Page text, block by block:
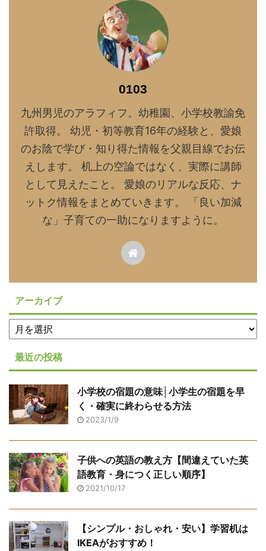
0103
九州男児のアラフィフ。幼稚園、小学校教諭免
許取得。 幼児・初等教育16年の経験と、愛娘
のお陰で学び・知り得た情報を父親目線でお伝
えします。 机上の空論ではなく、実際に講師
として見えたこと。 愛娘のリアルな反応、ナ
ットク情報をまとめていきます。 「良い加減
な」子育ての一助になりますように。
アーカイブ
最近の投稿
小学校の宿題の意味│小学生の宿題を早
く・確実に終わらせる方法
2023/1/9
子供への英語の教え方【間違えていた英
語教育・身につく正しい順序】
2021/10/17
【シンプル・おしゃれ・安い】学習机は
IKEAがおすすめ！